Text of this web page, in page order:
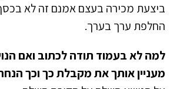
ביצעת מכירה בעצם אמנם זה לא
החלפת ערך בערך.
למה לא בעמוד תודה לכתוב ואם
מעניין אותך את מקבלת כך וכך